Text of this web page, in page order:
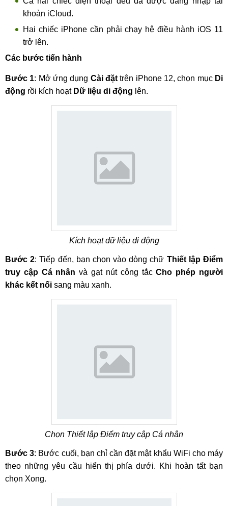
khoản iCloud.
Hai chiếc iPhone cần phải chạy hệ điều hành iOS 11
trở lên.
Các bước tiến hành
Bước 1: Mở ứng dụng Cài đặt trên iPhone 12, chọn mụcDi
động rồi kích hoạt Dữ liệu di động lên.
Kích hoạt dữ liệu di động
Bước 2: Tiếp đến, bạn chọn vào dòng chữ Thiết lập Điểm
truy cập Cá nhân và gạt nút công tắcCho phép người
khác kết nối sang màu xanh.
Chọn Thiết lập Điểm truy cập Cá nhân
Bước 3: Bước cuối, bạn chỉ cần đặt mật khẩu WiFi cho máy
theo những yêu cầu hiển thị phía dưới. Khi hoàn tất bạn
chọn Xong.